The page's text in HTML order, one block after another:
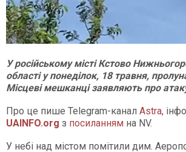
У російському місті Кстово
області у понеділок, 18 травня,
Місцеві мешканці заявляють про
Про це пише Telegram-канал Astra,
UAINFO.org з посиланням на NV.
У небі над містом помітили дим.